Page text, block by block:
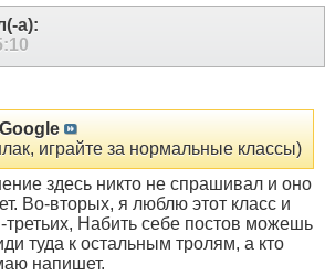
а):
Google
играйте за нормальные классы)
здесь никто не спрашивал и оно
Во-вторых, я люблю этот класс и
Набить себе постов можешь
туда к остальным тролям, а кто
напишет.